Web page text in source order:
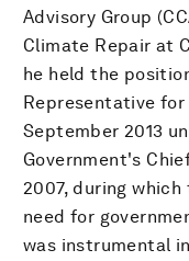
Advisory Group
Climate Repair at
he held the
Representative for
September 2013
Government's
2007, during
need for
was instrumental